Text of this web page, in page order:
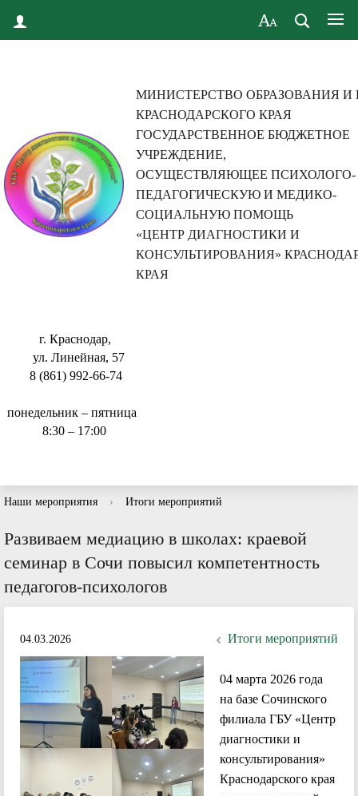
МИНИСТЕРСТВО ОБРАЗОВАНИЯ И
КРАСНОДАРСКОГО КРАЯ
ГОСУДАРСТВЕННОЕ БЮДЖЕТНОЕ
УЧРЕЖДЕНИЕ,
ОСУЩЕСТВЛЯЮЩЕЕ ПСИХОЛОГО-
ПЕДАГОГИЧЕСКУЮ И МЕДИКО-
СОЦИАЛЬНУЮ ПОМОЩЬ
«ЦЕНТР ДИАГНОСТИКИ И
КОНСУЛЬТИРОВАНИЯ»
КРАЯ
г. Краснодар,
ул. Линейная, 57
8 (861) 992-66-74
понедельник – пятница
8:30 – 17:00
Наши мероприятия › Итоги мероприятий
Развиваем медиацию в школах: краевой
семинар в Сочи повысил компетентность
педагогов-психологов
04.03.2026 Итоги мероприятий
04 марта 2026 года
на базе Сочинского
филиала ГБУ «Центр
диагностики и
консультирования»
Краснодарского края